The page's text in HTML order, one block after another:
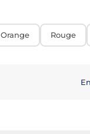
Orange Rouge